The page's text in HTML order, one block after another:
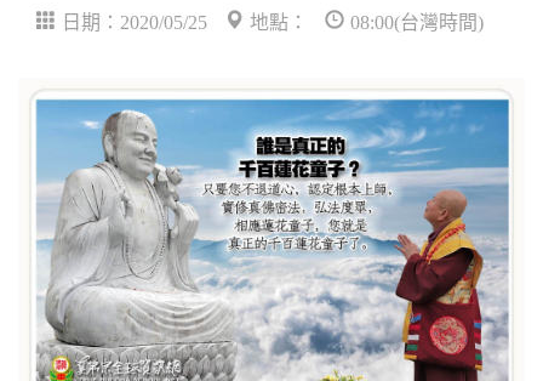
日期：2020/05/25 地點： 08:00(台灣時間)